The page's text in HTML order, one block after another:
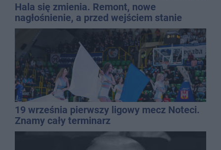
Hala się zmienia. Remont, nowe
nagłośnienie, a przed wejściem stanie
QEMETICA ARENA
19 września pierwszy ligowy mecz Noteci.
Znamy cały terminarz